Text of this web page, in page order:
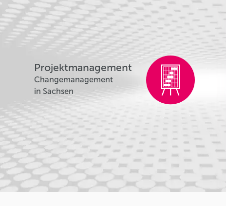
Projektmanagement
Changemanagement
in Sachsen